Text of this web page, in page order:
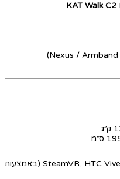
KAT Walk C2
🕹️ תאימות: SteamVR, HTC Vive, Pico, Meta Quest (באמצעות